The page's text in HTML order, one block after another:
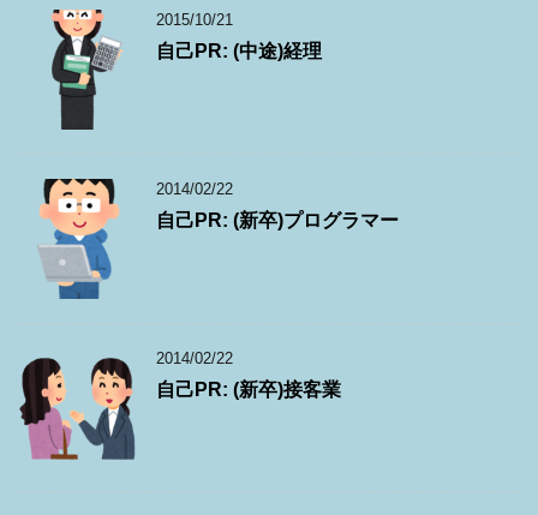
2015/10/21
自己PR: (中途)経理
2014/02/22
自己PR: (新卒)プログラマー
2014/02/22
自己PR: (新卒)接客業